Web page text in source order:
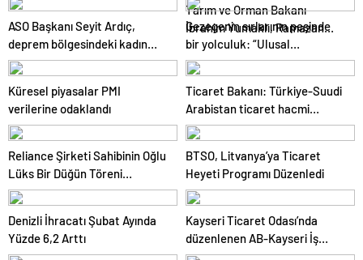
Tarım ve Orman Bakanı
İbrahim Yumaklı, Ramazan
denetimlerini sıklaştırdıklarını
açıkladı
ASO Başkanı Seyit Ardıç,
deprem bölgesindeki kadın
girişimcilerin desteklenmesi
gerektiğini vurguladı
Gezegenin sırlarının peşinde
bir yolculuk: “Ulusal
Antarktika Bilim Seferleri”
Küresel piyasalar PMI
verilerine odaklandı
Ticaret Bakanı: Türkiye-Suudi
Arabistan ticaret hacmi
artacak
Reliance Şirketi Sahibinin Oğlu
Lüks Bir Düğün Töreni
Düzenledi
BTSO, Litvanya’ya Ticaret
Heyeti Programı Düzenledi
Denizli İhracatı Şubat Ayında
Yüzde 6,2 Arttı
Kayseri Ticaret Odası’nda
düzenlenen AB-Kayseri İş
Forumu’nda yeşil dönüşüm ve